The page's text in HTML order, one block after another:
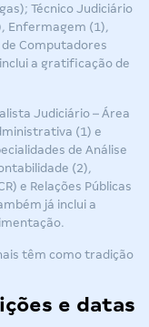
Técnico Judiciário
Enfermagem (1),
Computadores
inclui a gratificação de
Judiciário – Área
(1) e
de Análise
(2),
e Relações Públicas
já inclui a
têm como tradição
e datas